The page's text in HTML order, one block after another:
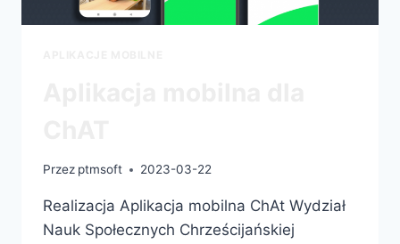
Przez ptmsoft 2023-03-22
Realizacja Aplikacja mobilna ChAt Wydział
Nauk Społecznych Chrześcijańskiej